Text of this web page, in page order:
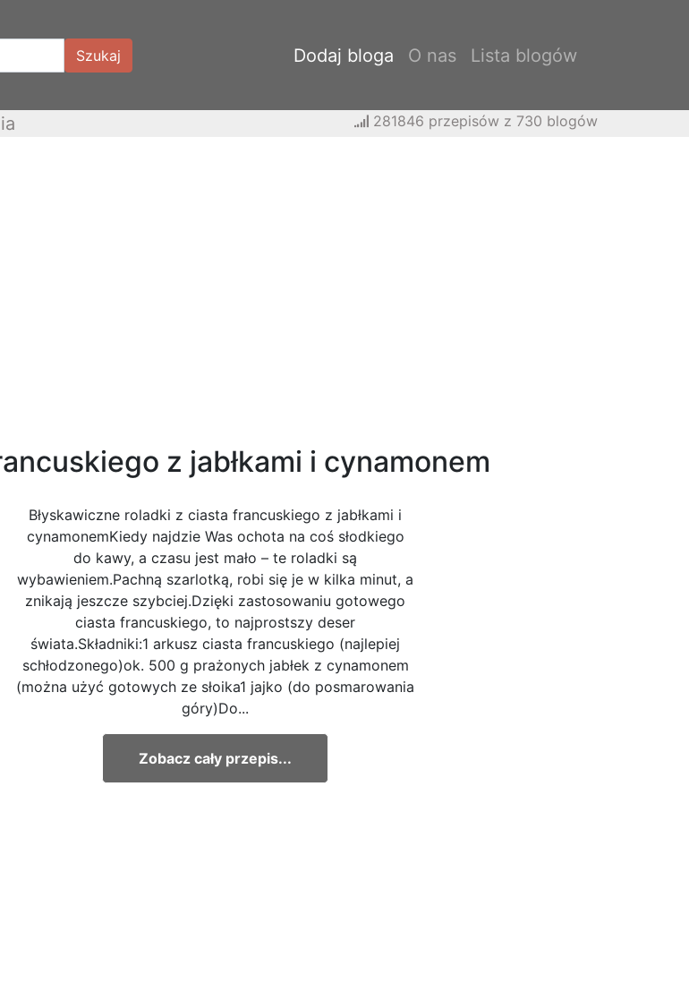
Szukaj Dodaj bloga O nas Lista blogów
281846 przepisów z 730 blogów
z jabłkami i cynamonem
Błyskawiczne roladki z ciasta francuskiego z jabłkami i
cynamonemKiedy najdzie Was ochota na coś słodkiego
do kawy, a czasu jest mało – te roladki są
wybawieniem.Pachną szarlotką, robi się je w kilka minut, a
znikają jeszcze szybciej.Dzięki zastosowaniu gotowego
ciasta francuskiego, to najprostszy deser
świata.Składniki:1 arkusz ciasta francuskiego (najlepiej
schłodzonego)ok. 500 g prażonych jabłek z cynamonem
(można użyć gotowych ze słoika1 jajko (do posmarowania
góry)Do...
Zobacz cały przepis...